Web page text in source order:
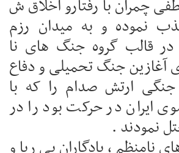
چمران با رفتارو اخلاق ش
نموده و به میدان رزم
در قالب گروه جنگ های نا
آغازین جنگ تحمیلی و دفاع
ارتش صدام را که با
ایران در حرکت بود را در
نمودند .